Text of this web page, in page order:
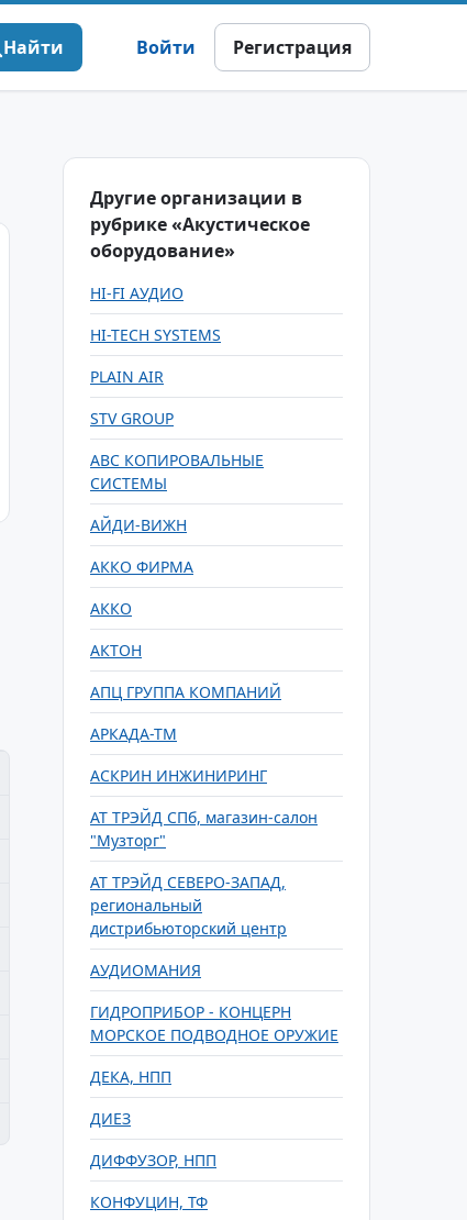
Найти Войти Регистрация
Другие организации в
рубрике «Акустическое
оборудование»
HI-FI АУДИО
HI-TECH SYSTEMS
PLAIN AIR
STV GROUP
АВС КОПИРОВАЛЬНЫЕ
СИСТЕМЫ
АЙДИ-ВИЖН
АККО ФИРМА
АККО
АКТОН
АПЦ ГРУППА КОМПАНИЙ
АРКАДА-ТМ
АСКРИН ИНЖИНИРИНГ
АТ ТРЭЙД СПб, магазин-салон
"Музторг"
АТ ТРЭЙД СЕВЕРО-ЗАПАД,
региональный
дистрибьюторский центр
АУДИОМАНИЯ
ГИДРОПРИБОР - КОНЦЕРН
МОРСКОЕ ПОДВОДНОЕ ОРУЖИЕ
ДЕКА, НПП
ДИЕЗ
ДИФФУЗОР, НПП
КОНФУЦИН, ТФ